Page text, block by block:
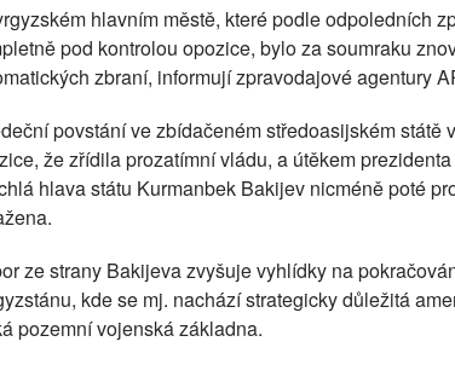
hlavním městě, které podle odpoledních
pod kontrolou opozice, bylo za soumraku
zbraní, informují zpravodajové agentury
povstání ve zbídačeném středoasijském státě
že zřídila prozatímní vládu, a útěkem
hlava státu Kurmanbek Bakijev nicméně poté
ze strany Bakijeva zvyšuje vyhlídky na
kde se mj. nachází strategicky důležitá
pozemní vojenská základna.